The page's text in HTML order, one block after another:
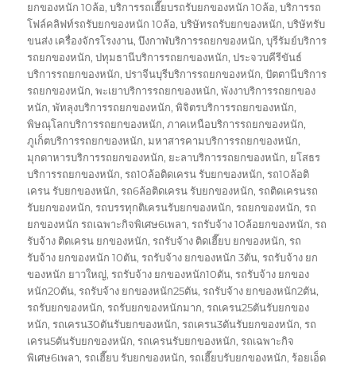
ยกของหนัก 10ล้อ,บริการรถเฮี๊ยบรถรับยกของหนัก 10ล้อ,บริการรถ
โฟล์คลิฟท์รถรับยกของหนัก 10ล้อ,บริษัทรถรับยกของหนัก,บริษัทรับ
ขนส่ง เครื่องจักรโรงงาน,บึงกาฬบริการรถยกของหนัก,บุรีรัมย์บริการ
รถยกของหนัก,ปทุมธานีบริการรถยกของหนัก,ประจวบคีรีขันธ์
บริการรถยกของหนัก,ปราจีนบุรีบริการรถยกของหนัก,ปัตตานีบริการ
รถยกของหนัก,พะเยาบริการรถยกของหนัก,พังงาบริการรถยกของ
หนัก,พัทลุงบริการรถยกของหนัก,พิจิตรบริการรถยกของหนัก,
พิษณุโลกบริการรถยกของหนัก,ภาคเหนือบริการรถยกของหนัก,
ภูเก็ตบริการรถยกของหนัก,มหาสารคามบริการรถยกของหนัก,
มุกดาหารบริการรถยกของหนัก, ยะลาบริการรถยกของหนัก, ยโสธร
บริการรถยกของหนัก,รถ10ล้อติดเครน รับยกของหนัก,รถ10ล้อติ
เครน รับยกของหนัก,รถ6ล้อติดเครน รับยกของหนัก,รถติดเครนรถ
รับยกของหนัก,รถบรรทุกติเครนรับยกของหนัก,รถยกของหนัก,รถ
ยกของหนัก รถเฉพาะกิจพิเศษ6เพลา,รถรับจ้าง 10ล้อยกของหนัก,รถ
รับจ้าง ติดเครน ยกของหนัก,รถรับจ้าง ติดเฮี๊ยบ ยกของหนัก,รถ
รับจ้าง ยกของหนัก 10ตัน,รถรับจ้าง ยกของหนัก 3ตัน,รถรับจ้าง ยก
ของหนัก ยาวใหญ่,รถรับจ้าง ยกของหนัก10ตัน,รถรับจ้าง ยกของ
หนัก20ตัน,รถรับจ้าง ยกของหนัก25ตัน,รถรับจ้าง ยกของหนัก2ตัน,
รถรับยกของหนัก,รถรับยกของหนักมาก,รถเครน25ตันรับยกของ
หนัก,รถเครน30ตันรับยกของหนัก,รถเครน3ตันรับยกของหนัก,รถ
เครน5ตันรับยกของหนัก,รถเครนรับยกของหนัก,รถเฉพาะกิจ
พิเศษ6เพลา,รถเฮี๊ยบ รับยกของหนัก,รถเฮี๊ยบรับยกของหนัก,ร้อยเอ็ด